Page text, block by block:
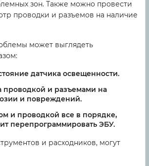
зон. Также можно провести
проводки и разъемов на наличие
может выглядеть
датчика освещенности.
проводкой и разъемами на
и повреждений.
и проводкой все в порядке,
перепрограммировать ЭБУ.
и расходников, могут